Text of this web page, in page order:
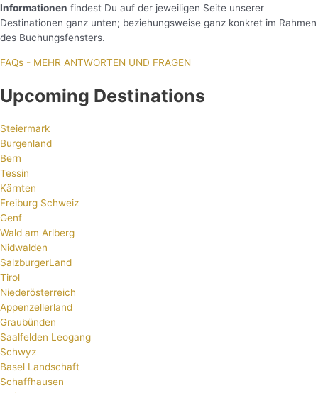
Informationen findest Du auf der jeweiligen Seite unserer
Destinationen ganz unten; beziehungsweise ganz konkret im Rahmen
des Buchungsfensters.
FAQs - MEHR ANTWORTEN UND FRAGEN
Upcoming Destinations
Steiermark
Burgenland
Bern
Tessin
Kärnten
Freiburg Schweiz
Genf
Wald am Arlberg
Nidwalden
SalzburgerLand
Tirol
Niederösterreich
Appenzellerland
Graubünden
Saalfelden Leogang
Schwyz
Basel Landschaft
Schaffhausen